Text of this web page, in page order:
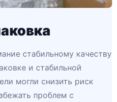
стабильному качеству
и стабильной
могли снизить риск
проблем с